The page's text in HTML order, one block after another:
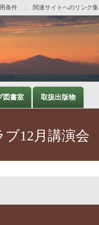
条件 関連サイトへのリンク集
図書室 取扱出版物
12月講演会